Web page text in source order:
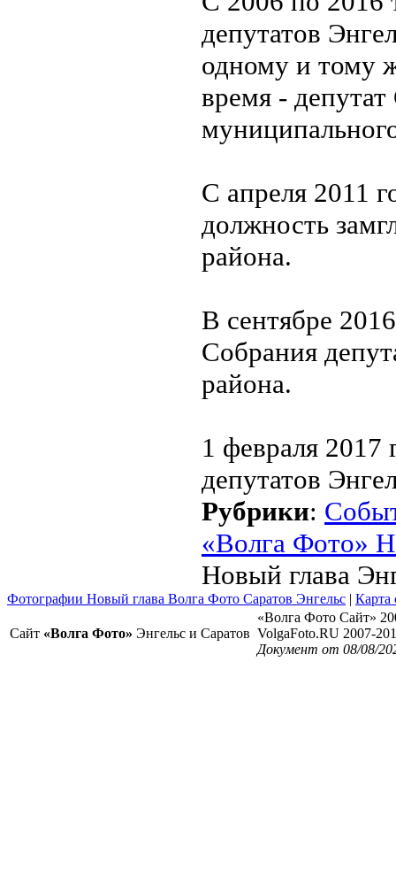
депутатов
одному и тому
время - депутат
С апреля 2011
должность
района.
В сентябре
Собрания
района.
1 февраля 2017
депутатов
Рубрики:
«Волга Фото»
Новый глава
Фотографии Новый глава Волга Фото Саратов Энгельс | Карта
Сайт «Волга Фото» Энгельс и Саратов
«Волга Фото Сайт»
VolgaFoto.RU 2007-
Документ от 08/08/